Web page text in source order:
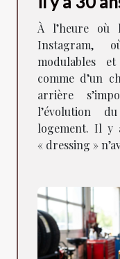
images
À l’heure où
Instagram,
modulables
comme d’un
arrière
l’évolution
logement. Il y
« dressing »